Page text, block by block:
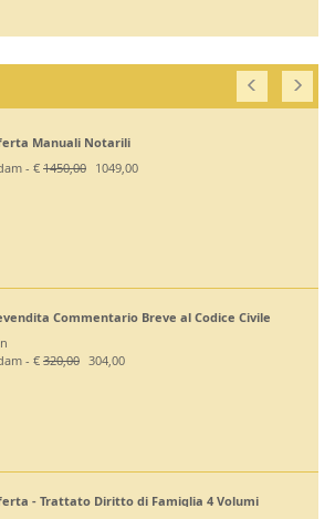
Manuali Notarili
- € 1450,00 1049,00
Commentario Breve al Codice Civile
- € 320,00 304,00
- Trattato Diritto di Famiglia 4 Volumi